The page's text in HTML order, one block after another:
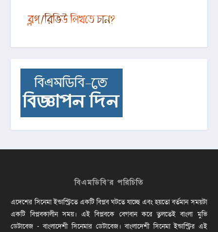
বিএমডিবি’র পরিচিতি
এদেশের সিনেমা ইন্ডাস্ট্রিতে একটি বিপ্লব ঘটতে যাচ্ছে এবং হয়তো বর্তমান সময়টা
একটি বিপ্লবকালীন সময়। এই বিপ্লবকে বেগবান করে তুলতেই বাংলা মুভি
ডেটাবেজ - বাংলাদেশী সিনেমার ডেটাবেজ। বাংলাদেশী সিনেমা ইন্ডাস্ট্রির এই